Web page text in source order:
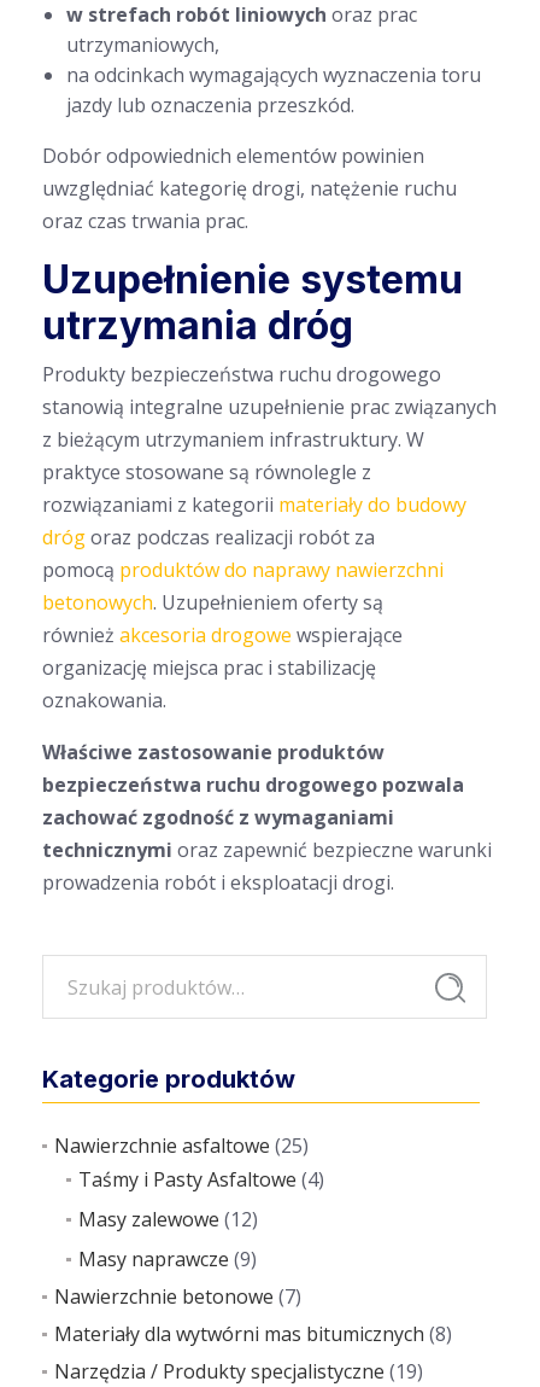
Szukaj
Kategorie produktów
Nawierzchnie asfaltowe (25)
Taśmy i Pasty Asfaltowe (4)
Masy zalewowe (12)
Masy naprawcze (9)
Nawierzchnie betonowe (7)
Materiały dla wytwórni mas bitumicznych (8)
Narzędzia / Produkty specjalistyczne (19)
w strefach robót liniowych oraz prac
utrzymaniowych,
na odcinkach wymagających wyznaczenia toru
jazdy lub oznaczenia przeszkód.
Dobór odpowiednich elementów powinien
uwzględniać kategorię drogi, natężenie ruchu
oraz czas trwania prac.
Uzupełnienie systemu
utrzymania dróg
Produkty bezpieczeństwa ruchu drogowego
stanowią integralne uzupełnienie prac związanych
z bieżącym utrzymaniem infrastruktury. W
praktyce stosowane są równolegle z
rozwiązaniami z kategorii materiały do budowy
drógoraz podczas realizacji robót za
pomocą produktów do naprawy nawierzchni
betonowych. Uzupełnieniem oferty są
również akcesoria drogowe wspierające
organizację miejsca prac i stabilizację
oznakowania.
Właściwe zastosowanie produktów
bezpieczeństwa ruchu drogowego pozwala
zachować zgodność z wymaganiami
technicznymi oraz zapewnić bezpieczne warunki
prowadzenia robót i eksploatacji drogi.